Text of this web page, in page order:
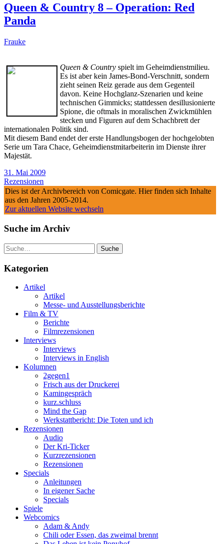
Queen & Country 8 – Operation: Red
Panda
Frauke
Queen & Country spielt im Geheimdienstmilieu.
Es ist aber kein James-Bond-Verschnitt, sondern
zieht seinen Reiz gerade aus dem Gegenteil
davon. Keine Hochglanz-Szenarien und keine
technischen Gimmicks; stattdessen desillusionierte
Spione, die oftmals in moralischen Zwickmühlen
stecken und Figuren auf dem Schachbrett der
internationalen Politik sind.
Mit diesem Band endet der erste Handlungsbogen der hochgelobten
Serie um Tara Chace, Geheimdienstmitarbeiterin im Dienste ihrer
Majestät.
31. Mai 2009
Rezensionen
Dies ist der Archivbereich von Comicgate. Hier finden sich Inhalte
aus den Jahren 2005-2014.
Zur aktuellen Website wechseln
Suche im Archiv
Suche
Kategorien
Artikel
Artikel
Messe- und Ausstellungsberichte
Film & TV
Berichte
Filmrezensionen
Interviews
Interviews
Interviews in English
Kolumnen
2gegen1
Frisch aus der Druckerei
Kamingespräch
kurz.schluss
Mind the Gap
Werkstattbericht: Die Toten und ich
Rezensionen
Audio
Der Kri-Ticker
Kurzrezensionen
Rezensionen
Specials
Anleitungen
In eigener Sache
Specials
Spiele
Webcomics
Adam & Andy
Chili oder Essen, das zweimal brennt